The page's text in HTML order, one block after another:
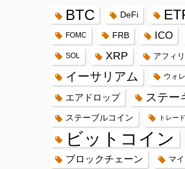
BTC DeFi
FOMC FRB ICO
SOL XRP アフィ
イーサリアム ウォ
エアドロップ ステー
ステーブルコイン トレード
ビットコイン
ブロックチェーン マ